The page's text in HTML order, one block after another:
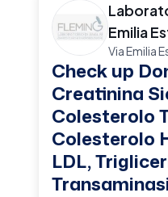
Emilia
Via Emilia
Check up
Creatinina
Colesterolo
Colesterolo
LDL,